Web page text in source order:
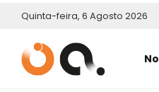
Quinta-feira, 6 Agosto 2026